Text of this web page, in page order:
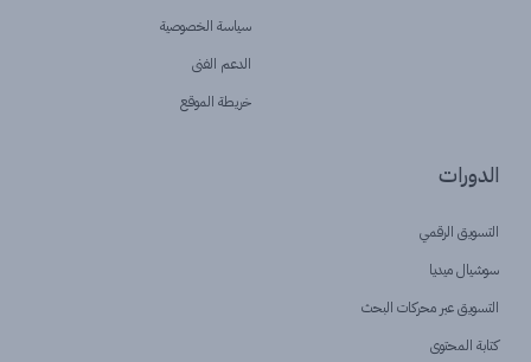
سياسة الخصوصية
الدعم الفنى
خريطة الموقع
الدورات
التسويق الرقمي
سوشيال ميديا
التسويق عبر محركات البحث
كتابة المحتوى